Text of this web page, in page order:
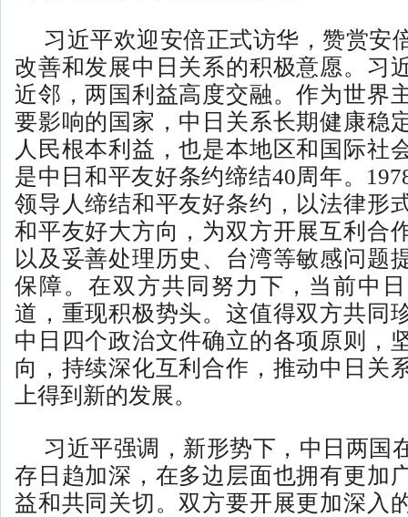
习近平欢迎安倍正式访华，赞赏安
改善和发展中日关系的积极意愿。习
近邻，两国利益高度交融。作为世界
要影响的国家，中日关系长期健康稳
人民根本利益，也是本地区和国际社
是中日和平友好条约缔结40周年。
领导人缔结和平友好条约，以法律形
和平友好大方向，为双方开展互利合
以及妥善处理历史、台湾等敏感问题
保障。在双方共同努力下，当前中
道，重现积极势头。这值得双方共同
中日四个政治文件确立的各项原则，
向，持续深化互利合作，推动中日关
上得到新的发展。
习近平强调，新形势下，中日两国
存日趋加深，在多边层面也拥有更加
益和共同关切。双方要开展更加深入